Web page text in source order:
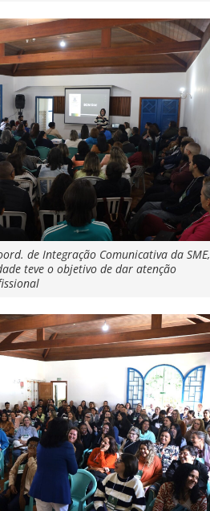
de Integração Comunicativa da SME,
teve o objetivo de dar atenção